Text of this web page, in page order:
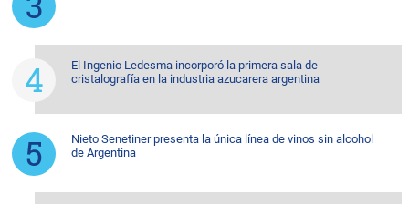
El Ingenio Ledesma incorporó la primera sala de
cristalografía en la industria azucarera argentina
Nieto Senetiner presenta la única línea de vinos sin alcohol
de Argentina